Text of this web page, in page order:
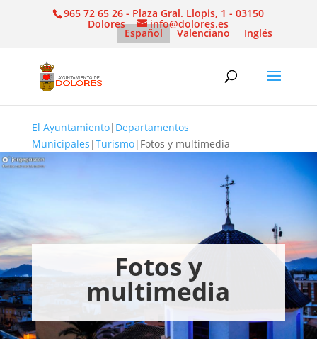
965 72 65 26 - Plaza Gral. Llopis, 1 - 03150
Dolores info@dolores.es
Español Valenciano Inglés
El Ayuntamiento| Departamentos
Municipales |Turismo| Fotos y multimedia
Fotos y
multimedia